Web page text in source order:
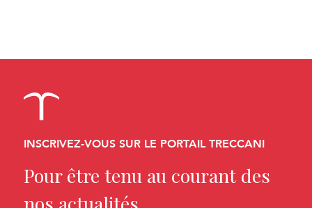
INSCRIVEZ-VOUS SUR LE PORTAIL TRECCANI
Pour être tenu au courant des